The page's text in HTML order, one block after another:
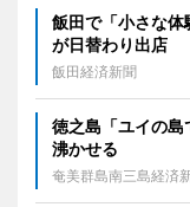
飯田で「小さな
が日替わり出店
飯田経済新聞
徳之島「ユイの
沸かせる
奄美群島南三島経済